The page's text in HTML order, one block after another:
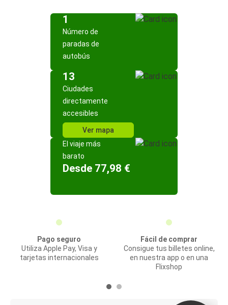
1
Número de
paradas de
autobús
13
Ciudades
directamente
accesibles
Ver mapa
El viaje más
barato
Desde 77,98 €
Pago seguro
Utiliza Apple Pay, Visa y
tarjetas internacionales
Fácil de comprar
Consigue tus billetes online,
en nuestra app o en una
Flixshop